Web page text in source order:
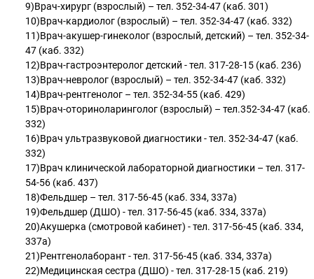
9)Врач-хирург (взрослый) – тел. 352-34-47 (каб. 301)
10)Врач-кардиолог (взрослый) – тел. 352-34-47 (каб. 332)
11)Врач-акушер-гинеколог (взрослый, детский) – тел. 352-34-
47 (каб. 332)
12)Врач-гастроэнтеролог детский - тел. 317-28-15 (каб. 236)
13)Врач-невролог (взрослый) – тел. 352-34-47 (каб. 332)
14)Врач-рентгенолог – тел. 352-34-55 (каб. 429)
15)Врач-оториноларинголог (взрослый) – тел.352-34-47 (каб.
332)
16)Врач ультразвуковой диагностики - тел. 352-34-47 (каб.
332)
17)Врач клинической лабораторной диагностики – тел. 317-
54-56 (каб. 437)
18)Фельдшер – тел. 317-56-45 (каб. 334, 337а)
19)Фельдшер (ДШО) - тел. 317-56-45 (каб. 334, 337а)
20)Акушерка (смотровой кабинет) - тел. 317-56-45 (каб. 334,
337а)
21)Рентгенолаборант - тел. 317-56-45 (каб. 334, 337а)
22)Медицинская сестра (ДШО) - тел. 317-28-15 (каб. 219)